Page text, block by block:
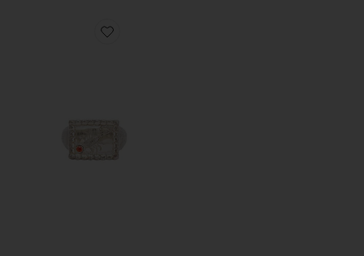
Favorite КОЛЬЦО SCORPIO